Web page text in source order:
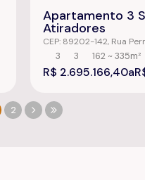
Apartamento 3
Atiradores
R$ 2.695.166,40
CEP: 89202-142, Rua
Garibaldi
Joinville,
3 162 ~ 335m²
3
2500m²
2